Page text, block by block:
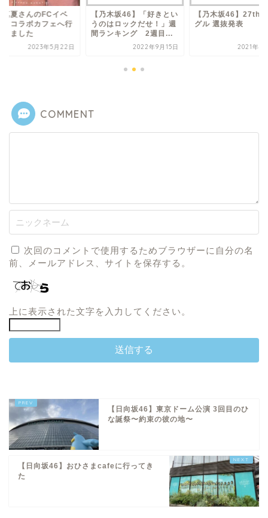
真夏さんのFCイベ
とコラボカフェへ行
きました
2023年5月22日
【乃木坂46】「好きとい
うのはロックだせ！」週
間ランキング 2週目...
2022年9月15日
【乃木坂46】27th
グル 選抜発表
2021年4
COMMENT
次回のコメントで使用するためブラウザーに自分の名
前、メールアドレス、サイトを保存する。
上に表示された文字を入力してください。
【日向坂46】東京ドーム公演 3回目のひ
な誕祭〜約束の彼の地〜
【日向坂46】おひさまcafeに行ってき
た